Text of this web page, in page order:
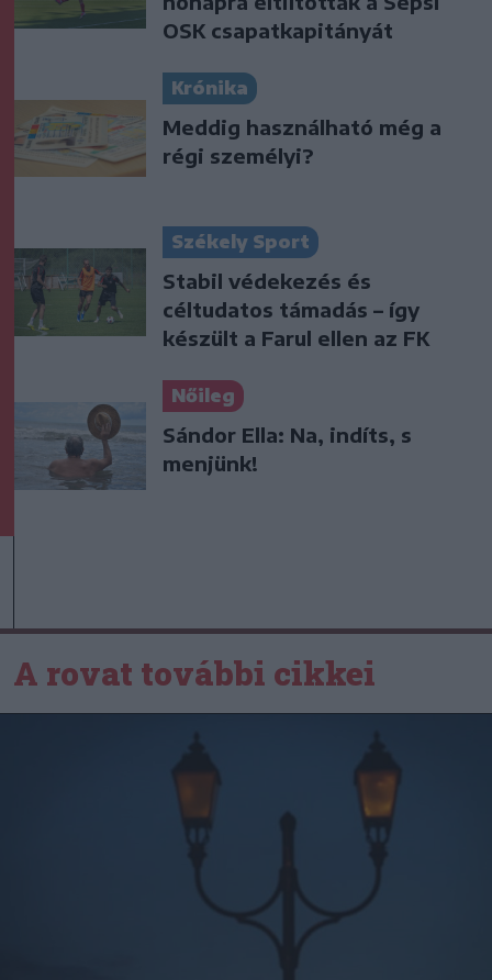
OSK csapatkapitányát
Krónika
Meddig használható még a
régi személyi?
Székely Sport
Stabil védekezés és
céltudatos támadás – így
készült a Farul ellen az FK
Nőileg
Sándor Ella: Na, indíts, s
menjünk!
A rovat további cikkei